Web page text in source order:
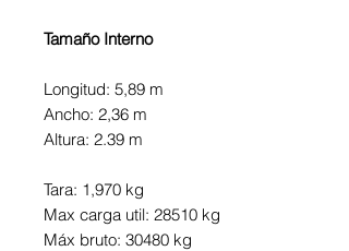
Tamaño Interno
Longitud: 5,89 m
Ancho: 2,36 m
Altura: 2.39 m
Tara: 1,970 kg
Max carga util: 28510 kg
Máx bruto: 30480 kg